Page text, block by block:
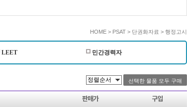
HOME > PSAT > 단권화자료 > 행정고시
LEET 민간경력자
판매가 구입